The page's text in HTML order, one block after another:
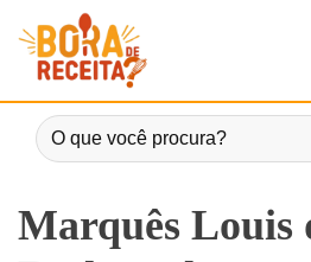
Marquês Louis